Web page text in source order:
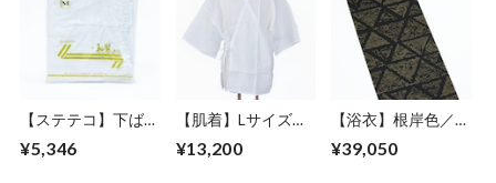
【ステテコ】下ばき
¥5,346
【肌着】Lサイズ／
性
¥13,200
【浴衣】根岸色／龍
ーダー仕立て代込み
¥39,050